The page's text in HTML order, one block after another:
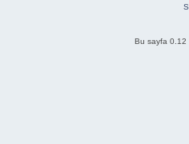
Bu sayfa 0.12